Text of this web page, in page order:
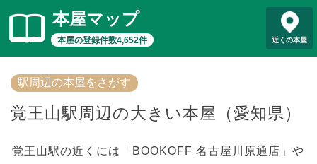
本屋マップ
本屋の登録件数4,652件 近くの本屋
駅周辺の本屋をさがす
覚王山駅周辺の大きい本屋（愛知県）
覚王山駅の近くには「BOOKOFF 名古屋川原通店」や